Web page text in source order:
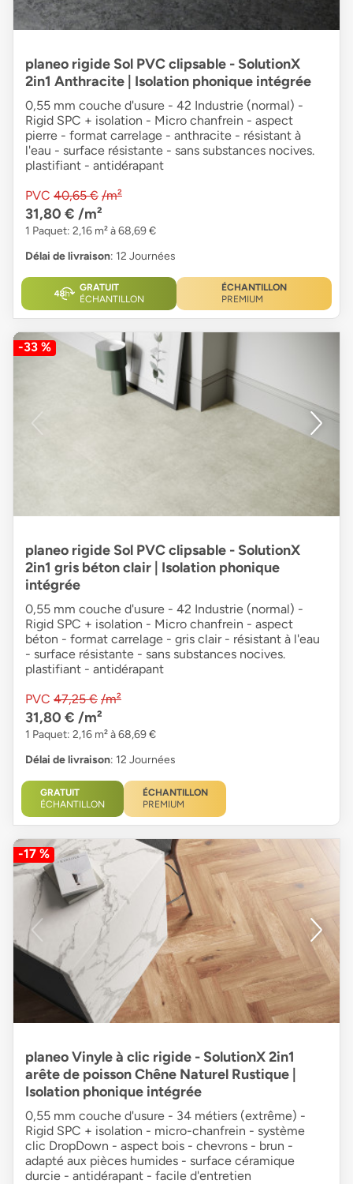
planeo rigide Sol PVC clipsable - SolutionX
2in1 Anthracite | Isolation phonique intégrée
0,55 mm couche d'usure - 42 Industrie (normal) -
Rigid SPC + isolation - Micro chanfrein - aspect
pierre - format carrelage - anthracite - résistant à
l'eau - surface résistante - sans substances nocives.
plastifiant - antidérapant
PVC 40,65 € /m²
31,80 € /m²
1 Paquet: 2,16 m² à 68,69 €
Délai de livraison: 12 Journées
GRATUIT
ÉCHANTILLON
ÉCHANTILLON
PREMIUM
-33 %
planeo rigide Sol PVC clipsable - SolutionX
2in1 gris béton clair | Isolation phonique
intégrée
0,55 mm couche d'usure - 42 Industrie (normal) -
Rigid SPC + isolation - Micro chanfrein - aspect
béton - format carrelage - gris clair - résistant à l'eau
- surface résistante - sans substances nocives.
plastifiant - antidérapant
PVC 47,25 € /m²
31,80 € /m²
1 Paquet: 2,16 m² à 68,69 €
Délai de livraison: 12 Journées
GRATUIT
ÉCHANTILLON
ÉCHANTILLON
PREMIUM
-17 %
planeo Vinyle à clic rigide - SolutionX 2in1
arête de poisson Chêne Naturel Rustique |
Isolation phonique intégrée
0,55 mm couche d'usure - 34 métiers (extrême) -
Rigid SPC + isolation - micro-chanfrein - système
clic DropDown - aspect bois - chevrons - brun -
adapté aux pièces humides - surface céramique
durcie - antidérapant - facile d'entretien